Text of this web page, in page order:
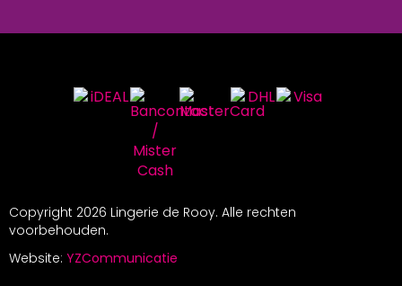
Copyright 2026 Lingerie de Rooy. Alle rechten
voorbehouden.
Website: YZCommunicatie